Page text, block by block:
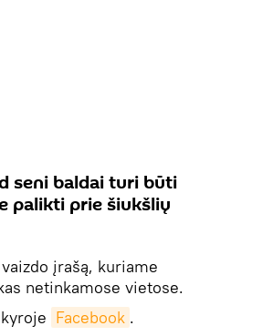
seni baldai turi būti
palikti prie šiukšlių
įrašą, kuriame
netinkamose vietose.
Facebook .